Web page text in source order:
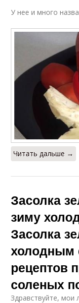
У нее и много
Читать дальше →
Засолка
зиму
Засолка
холодным
рецептов
соленых
Здравствуйте, мои